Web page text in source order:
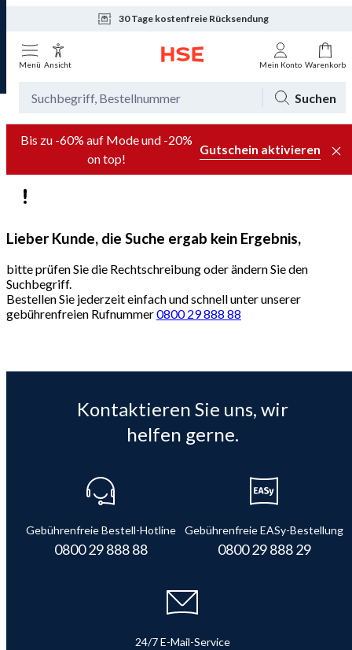
30 Tage kostenfreie Rücksendung
Tagesaktuelle Angebote
Menü Ansicht Mein Konto Warenkorb
Suchen
Bis zu -60% auf Mode und -20%
on top!
Gutschein aktivieren
Lieber Kunde, die Suche ergab kein Ergebnis,
bitte prüfen Sie die Rechtschreibung oder ändern Sie den
Suchbegriff.
Bestellen Sie jederzeit einfach und schnell unter unserer
gebührenfreien Rufnummer0800 29 888 88
Kontaktieren Sie uns, wir
helfen gerne.
Gebührenfreie Bestell-Hotline
0800 29 888 88
Gebührenfreie EASy-Bestellung
0800 29 888 29
24/7 E-Mail-Service